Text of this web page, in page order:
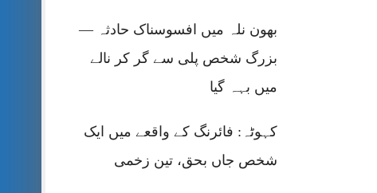
بھون نلہ میں افسوسناک حادثہ —
بزرگ شخص پلی سے گر کر نالے
میں بہہ گیا
کہوٹہ: فائرنگ کے واقعے میں ایک
شخص جاں بحق، تین زخمی